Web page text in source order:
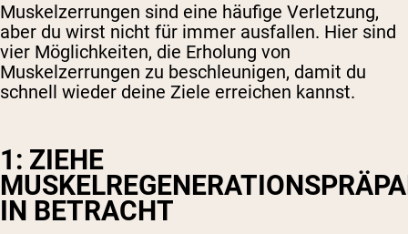
Muskelzerrungen sind eine häufige Verletzung,
aber du wirst nicht für immer ausfallen. Hier sind
vier Möglichkeiten, die Erholung von
Muskelzerrungen zu beschleunigen, damit du
schnell wieder deine Ziele erreichen kannst.
1: ZIEHE
IN BETRACHT